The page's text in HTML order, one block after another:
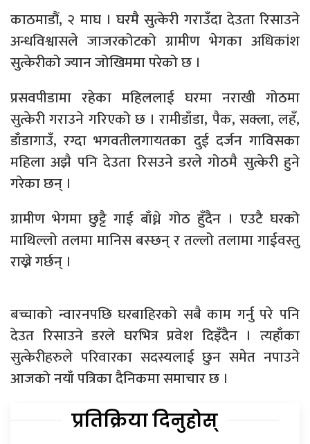
काठमाडौं, २ माघ । घरमै सुत्केरी गराउँदा देउता रिसाउने
अन्धविश्वासले जाजरकोटको ग्रामीण भेगका अधिकांश
सुत्केरीको ज्यान जोखिममा परेको छ ।
प्रसवपीडामा रहेका महिललाई घरमा नराखी गोठमा
सुत्केरी गराउने गरिएको छ । रामीडाँडा, पैक, सक्ला, लहँ,
डाँडागाउँ, रग्दा भगवतीलगायतका दुई दर्जन गाविसका
महिला अझै पनि देउता रिसउने डरले गोठमै सुत्केरी हुने
गरेका छन् ।
ग्रामीण भेगमा छुट्टै गाई बाँध्ने गोठ हुँदैन । एउटै घरको
माथिल्लो तलमा मानिस बस्छन् र तल्लो तलामा गाईवस्तु
राख्ने गर्छन् ।
बच्चाको न्वारनपछि घरबाहिरको सबै काम गर्नु परे पनि
देउत रिसाउने डरले घरभित्र प्रवेश दिइँदैन । त्यहाँका
सुत्केरीहरुले परिवारका सदस्यलाई छुन समेत नपाउने
आजको नयाँ पत्रिका दैनिकमा समाचार छ ।
प्रतिक्रिया दिनुहोस्